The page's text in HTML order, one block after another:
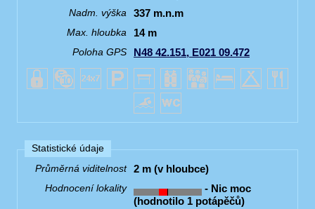
Nadm. výška 337 m.n.m
Max. hloubka 14 m
Poloha GPS N48 42.151, E021 09.472
Statistické údaje
Průměrná viditelnost
2 m (v hloubce)
Hodnocení lokality
- Nic moc
(hodnotilo 1 potápěčů)